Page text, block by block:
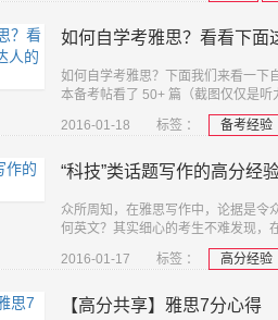
如何自学考雅思？看看下面
如何自学考雅思？下面我们来看一下
本备考帖看了 50+ 篇（截图仅仅是听
2016-01-18
标签 ： 备考经验
“科技”类话题写作的高分经
众所周知，在雅思写作中，论据是令
何英文？其实细心的考生不难发现，
2016-01-17
标签 ： 高分经验
【高分共享】雅思7分心得